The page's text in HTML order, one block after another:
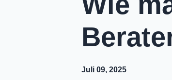
Juli 09, 2025